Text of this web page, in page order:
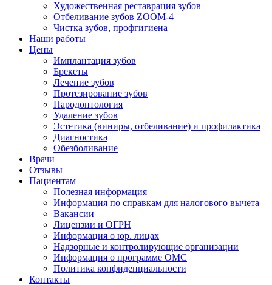
Художественная реставрация зубов
Отбеливание зубов ZOOM-4
Чистка зубов, профгигиена
Наши работы
Цены
Имплантация зубов
Брекеты
Лечение зубов
Протезирование зубов
Пародонтология
Удаление зубов
Эстетика (виниры, отбеливание) и профилактика
Диагностика
Обезболивание
Врачи
Отзывы
Пациентам
Полезная информация
Информация по справкам для налогового вычета
Вакансии
Лицензии и ОГРН
Информация о юр. лицах
Надзорные и контролирующие организации
Информация о программе ОМС
Политика конфиденциальности
Контакты